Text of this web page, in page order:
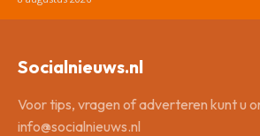
Socialnieuws.nl
Voor tips, vragen of adverteren kunt u
info@socialnieuws.nl